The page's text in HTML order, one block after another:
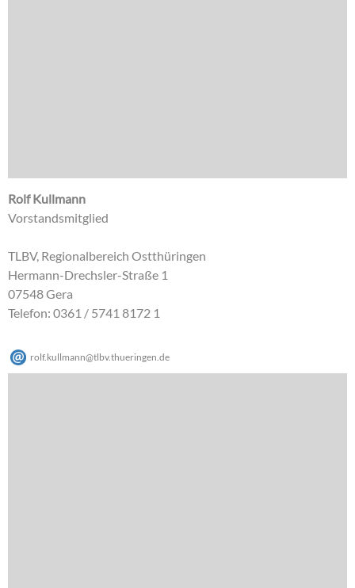
Rolf Kullmann
Vorstandsmitglied
TLBV, Regionalbereich Ostthüringen
Hermann-Drechsler-Straße 1
07548 Gera
Telefon: 0361 / 5741 8172 1
rolf.kullmann@tlbv.thueringen.de